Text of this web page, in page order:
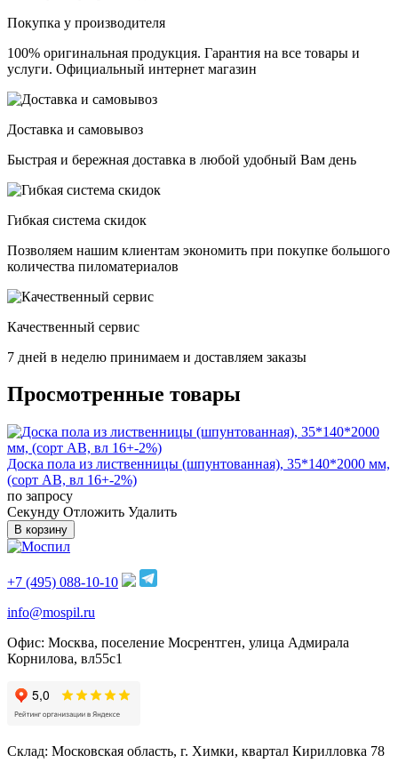
Покупка у производителя
100% оригинальная продукция. Гарантия на все товары и
услуги. Официальный интернет магазин
Доставка и самовывоз
Быстрая и бережная доставка в любой удобный Вам день
Гибкая система скидок
Позволяем нашим клиентам экономить при покупке большого
количества пиломатериалов
Качественный сервис
7 дней в неделю принимаем и доставляем заказы
Просмотренные товары
Доска пола из лиственницы (шпунтованная), 35*140*2000 мм,
(сорт AB, вл 16+-2%)
по запросу
Cекунду Отложить Удалить
В корзину
+7 (495) 088-10-10
info@mospil.ru
Офис: Москва, поселение Мосрентген, улица Адмирала
Корнилова, вл55с1
Склад: Московская область, г. Химки, квартал Кирилловка 78